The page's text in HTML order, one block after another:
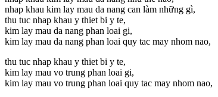
nhap khau kim lay mau da nang can làm những gì,
thu tuc nhap khau y thiet bi y te,
kim lay mau da nang phan loai gi,
kim lay mau da nang phan loai quy tac may nhom nao,
thu tuc nhap khau y thiet bi y te,
kim lay mau vo trung phan loai gi,
kim lay mau vo trung phan loai quy tac may nhom nao,